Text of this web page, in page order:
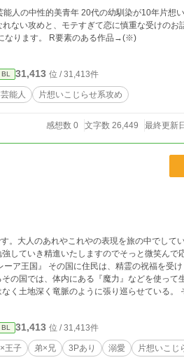
人の中性的美青年 20代の幼馴染が10年片想
ない攻めと、モテすぎて恋に慎重な受けのお
なります。 R要素のある作品→(※)
BL 31,413 位 / 31,413件
能人 片想いこじらせ系攻め
感想数 0 文字数 26,449 最終更新
大人のあれやこれやの表現を旅の中でして
していき精進いたしますのでそっと微笑んで
の国では、体内にある『魔力』などを使って
く土地深く竜脈のように張り巡らせている。
『スポット』と呼んでいるが、そのスポット
を変えると呪いとなり生命を魔物に変えてし
いの解除を行うこととなっている。 王が病で隠居し、光
持を行うこととなった。 第一王子でエミリオ
の解除と魔力の器としての役割を果たすべく
BL 31,413 位 / 31,413件
王子 弟×兄 3Pあり 溺愛 片想いこじ